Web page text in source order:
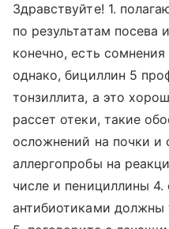
Здравствуйте! 1.
по результатам посева
конечно, есть
однако, бициллин 5
тонзиллита, а это
рассет отеки, такие
осложнений на почки и
аллергопробы на
числе и пенициллины 4.
антибиотиками должны